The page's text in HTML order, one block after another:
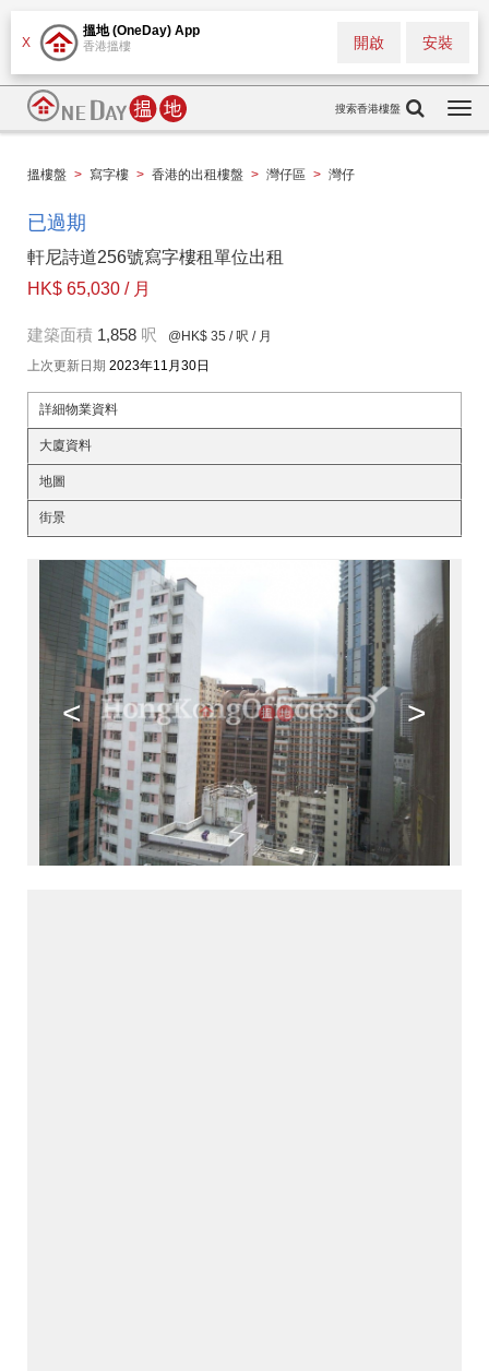
X
搵地 (OneDay) App
香港搵樓 安裝
開啟
搜索香港樓盤
搵樓盤 > 寫字樓 > 香港的出租樓盤 > 灣仔區 > 灣仔
已過期
軒尼詩道256號寫字樓租單位出租
HK$ 65,030 / 月
建築面積 1,858 呎 @HK$ 35 / 呎 / 月
上次更新日期 2023年11月30日
詳細物業資料
大廈資料
地圖
街景
< >